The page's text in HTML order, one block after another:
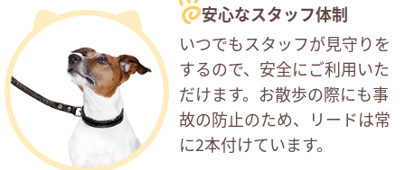
安心なスタッフ体制
いつでもスタッフが見守りを
するので、安全にご利用いた
だけます。お散歩の際にも事
故の防止のため、リードは常
に2本付けています。